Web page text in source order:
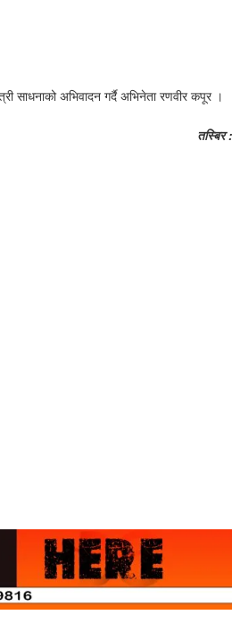
साधनाको अभिवादन गर्दै अभिनेता रणवीर कपूर ।
तस्बिर